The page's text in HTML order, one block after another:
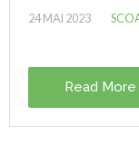
24 MAI 2023
Read More